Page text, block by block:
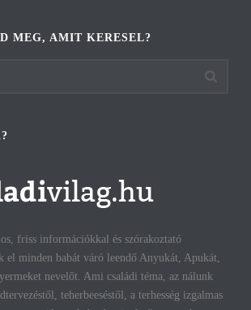
MEG, AMIT KERESEL?
friss információkkal és szórakoztató
el minden babát váró leendő Anyukát, Apukát,
nevelőt. Ami családi téma, az nálunk
teherbeeséstől, a terhesség izgalmas